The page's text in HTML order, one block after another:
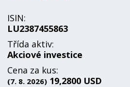
ISIN:
LU2387455863
Třída aktiv:
Akciové investice
Cena za kus:
(7. 8. 2026) 19,2800 USD